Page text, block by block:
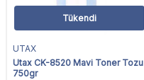
Tükendi
UTAX
Utax CK-8520 Mavi Toner Tozu
750gr